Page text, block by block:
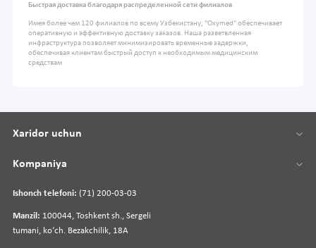
Быстрая доставка благодаря распределенной сети филиалов
Имея более чем 120 филиалов по всему Узбекистану, "Oxymed" обеспечивает
оперативную и эффективную доставку заказов. Наша разветвленная
инфраструктура позволяет минимизировать временные задержки,
обеспечивая клиентам быстрый доступ к необходимым медицинским
средствам
Ishonch telefoni: (71) 200-03-03
Manzil: 100044, Toshkent sh., Sergeli
tumani, koʻch. Bezakchilik, 18A
Xaridor uchun
Kompaniya